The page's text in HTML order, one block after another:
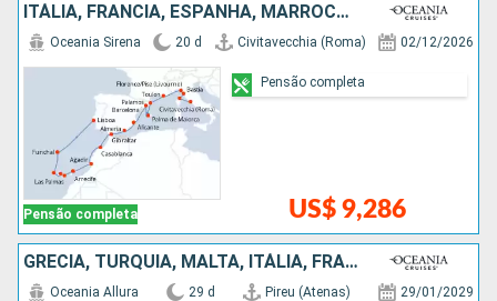
ITÁLIA, FRANCIA, ESPANHA, MARROCOS, PORTUGAL
Pensão completa
Oceania Sirena 20 d Civitavecchia (Roma) 02/12/2026
US$ 9,286
Pensão completa
GRÉCIA, TURQUIA, MALTA, ITÁLIA, FRANCIA, ESPANHA, MARROCOS, PORTUGAL
Oceania Allura 29 d Pireu (Atenas) 29/01/2029